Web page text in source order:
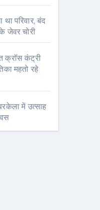
था परिवार, बंद
जेवर चोरी
क्रॉस कंट्री
महतो रहे
में उत्साह